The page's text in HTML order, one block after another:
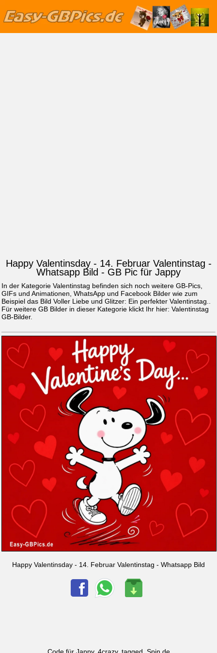
Happy Valentinsday - 14. Februar Valentinstag -
Whatsapp Bild - GB Pic für Jappy
In der Kategorie Valentinstag befinden sich noch weitere GB-Pics,
GIFs und Animationen, WhatsApp und Facebook Bilder wie zum
Beispiel das Bild Voller Liebe und Glitzer: Ein perfekter Valentinstag..
Für weitere GB Bilder in dieser Kategorie klickt Ihr hier: Valentinstag
GB-Bilder.
Happy Valentinsday - 14. Februar Valentinstag - Whatsapp Bild